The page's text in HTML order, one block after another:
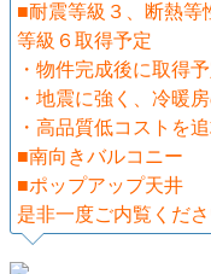
■耐震等級３、断熱等
等級６取得予定
・物件完成後に取得
・地震に強く、冷暖
・高品質低コストを
■南向きバルコニー
■ポップアップ天井
是非一度ご内覧くださ